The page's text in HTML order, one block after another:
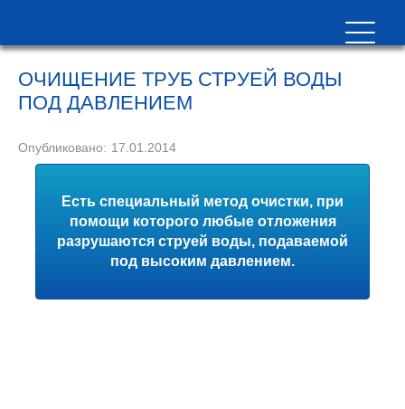
ОЧИЩЕНИЕ ТРУБ СТРУЕЙ ВОДЫ
ПОД ДАВЛЕНИЕМ
Опубликовано: 17.01.2014
Есть специальный метод очистки, при
помощи которого любые отложения
разрушаются струей воды, подаваемой
под высоким давлением.